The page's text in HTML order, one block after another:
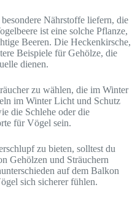
Nährstoffe liefern, die
ist eine solche Pflanze,
Beeren. Die Heckenkirsche,
Beispiele für Gehölze, die
dienen.
zu wählen, die im Winter
im Winter Licht und Schutz
die Schlehe oder die
für Vögel sein.
zu bieten, solltest du
Gehölzen und Sträuchern
auf dem Balkon
sich sicherer fühlen.